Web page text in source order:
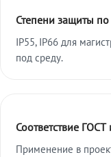
Степени защиты
IP55, IP66 для
под среду.
Соответствие ГОСТ
Применение в